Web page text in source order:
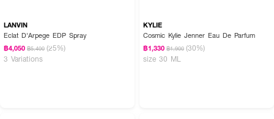
LANVIN
Eclat D'Arpege EDP Spray
฿4,050 ฿5,400 (25%)
3 Variations
KYLIE
Cosmic Kylie Jenner Eau De Parfum
฿1,330 ฿1,900 (30%)
size 30 ML